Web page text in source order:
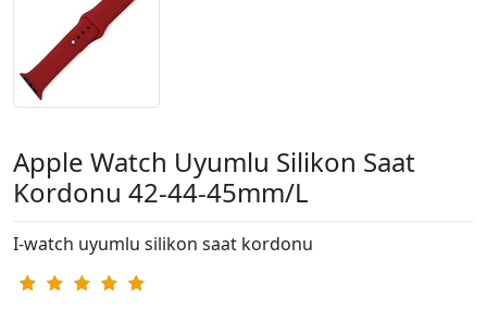
Apple Watch Uyumlu Silikon Saat
Kordonu 42-44-45mm/L
I-watch uyumlu silikon saat kordonu